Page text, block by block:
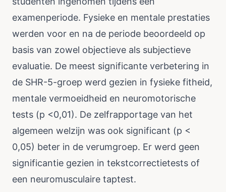
examenperiode. Fysieke en mentale prestaties
werden voor en na de periode beoordeeld op
basis van zowel objectieve als subjectieve
evaluatie. De meest significante verbetering in
de SHR-5-groep werd gezien in fysieke fitheid,
mentale vermoeidheid en neuromotorische
tests (p <0,01). De zelfrapportage van het
algemeen welzijn was ook significant (p <
0,05) beter in de verumgroep. Er werd geen
significantie gezien in tekstcorrectietests of
een neuromusculaire taptest.